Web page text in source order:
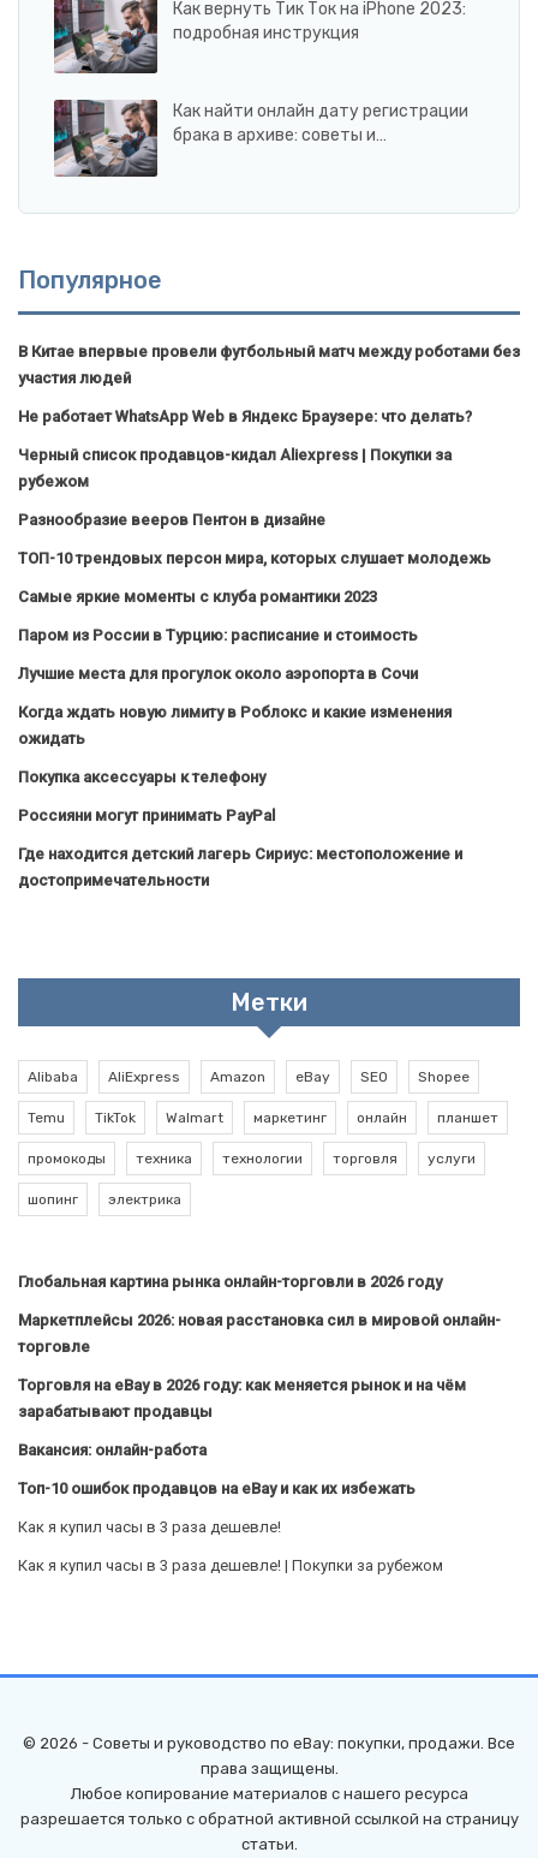
Как вернуть Тик Ток на iPhone 2023:
подробная инструкция
Как найти онлайн дату регистрации
брака в архиве: советы и…
Популярное
В Китае впервые провели футбольный матч между роботами без
участия людей
Не работает WhatsApp Web в Яндекс Браузере: что делать?
Черный список продавцов-кидал Aliexpress | Покупки за
рубежом
Разнообразие вееров Пентон в дизайне
ТОП-10 трендовых персон мира, которых слушает молодежь
Самые яркие моменты с клуба романтики 2023
Паром из России в Турцию: расписание и стоимость
Лучшие места для прогулок около аэропорта в Сочи
Когда ждать новую лимиту в Роблокс и какие изменения
ожидать
Покупка аксессуары к телефону
Россияни могут принимать PayPal
Где находится детский лагерь Сириус: местоположение и
достопримечательности
Метки
Alibaba AliExpress Amazon eBay SEO Shopee
Temu TikTok Walmart маркетинг онлайн планшет
промокоды техника технологии торговля услуги
шопинг электрика
Глобальная картина рынка онлайн-торговли в 2026 году
Маркетплейсы 2026: новая расстановка сил в мировой онлайн-
торговле
Торговля на eBay в 2026 году: как меняется рынок и на чём
зарабатывают продавцы
Вакансия: онлайн-работа
Топ-10 ошибок продавцов на eBay и как их избежать
Как я купил часы в 3 раза дешевле!
Как я купил часы в 3 раза дешевле! | Покупки за рубежом
© 2026 - Советы и руководство по eBay: покупки, продажи. Все
права защищены.
Любое копирование материалов с нашего ресурса
разрешается только с обратной активной ссылкой на страницу
статьи.